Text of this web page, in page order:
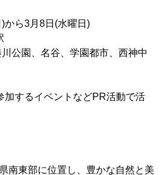
から3月8日(水曜日)
園、名谷、学園都市、西神中
加するイベントなどPR活動で活
南東部に位置し、豊かな自然と美